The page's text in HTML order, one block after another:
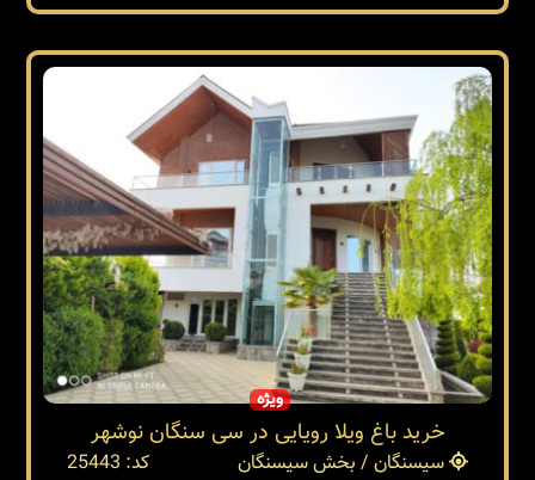
ویژه
خرید باغ ویلا رویایی در سی سنگان نوشهر
سیسنگان / بخش سیسنگان
کد: 25443